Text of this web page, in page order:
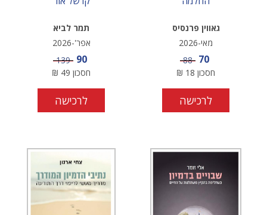
גאווין פרנסיס
מאי-2026
מחיר מבצע
70 מחיר
88
חסכון 18
₪
לרכישה
תמר לביא
אפר'-2026
מחיר מבצע
90 מחיר
139
חסכון 49
₪
לרכישה